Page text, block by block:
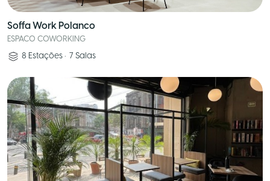
Soffa Work Polanco
ESPACO COWORKING
8 Estações • 7 Salas